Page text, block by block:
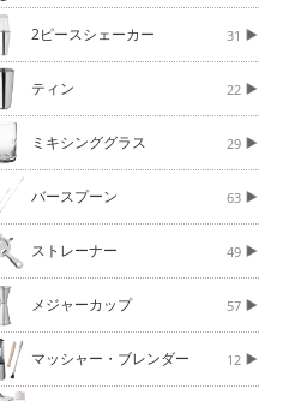
2ピースシェーカー 31
ティン 22
ミキシンググラス 29
バースプーン 63
ストレーナー 49
メジャーカップ 57
マッシャー・ブレンダー 12